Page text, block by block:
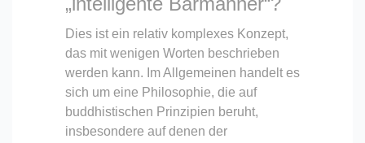
Dies ist ein relativ komplexes Konzept,
das mit wenigen Worten beschrieben
werden kann. Im Allgemeinen handelt es
sich um eine Philosophie, die auf
buddhistischen Prinzipien beruht,
insbesondere auf denen der